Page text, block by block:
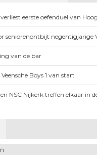
eerste oefenduel van
seniorenontbijt negentigjarige
van de bar
Boys 1 van start
en NSC Nijkerk treffen elkaar in